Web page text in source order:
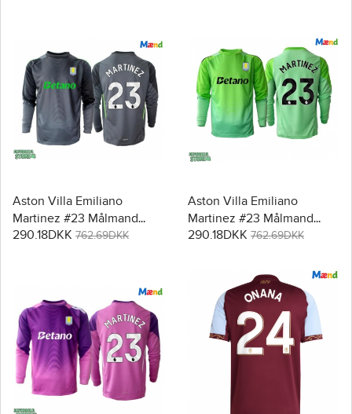
Aston Villa Emiliano
Martinez #23 Målmand
Replika Hjemmebanetrøje
290.18DKK 762.69DKK
Aston Villa Emiliano
Martinez #23 Målmand
Replika Udebanetrøje
290.18DKK 762.69DKK